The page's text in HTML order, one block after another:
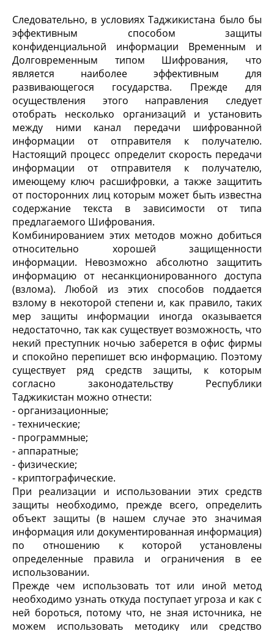
Следовательно, в условиях Таджикистана было бы
эффективным способом защиты
конфиденциальной информации Временным и
Долговременным типом Шифрования, что
является наиболее эффективным для
развивающегося государства. Прежде для
осуществления этого направления следует
отобрать несколько организаций и установить
между ними канал передачи шифрованной
информации от отправителя к получателю.
Настоящий процесс определит скорость передачи
информации от отправителя к получателю,
имеющему ключ расшифровки, а также защитить
от посторонних лиц которым может быть известна
содержание текста в зависимости от типа
предлагаемого Шифрования.
Комбинированием этих методов можно добиться
относительно хорошей защищенности
информации. Невозможно абсолютно защитить
информацию от несанкционированного доступа
(взлома). Любой из этих способов поддается
взлому в некоторой степени и, как правило, таких
мер защиты информации иногда оказывается
недостаточно, так как существует возможность, что
некий преступник ночью заберется в офис фирмы
и спокойно перепишет всю информацию. Поэтому
существует ряд средств защиты, к которым
согласно законодательству Республики
Таджикистан можно отнести:
- организационные;
- технические;
- программные;
- аппаратные;
- физические;
- криптографические.
При реализации и использовании этих средств
защиты необходимо, прежде всего, определить
объект защиты (в нашем случае это значимая
информация или документированная информация)
по отношению к которой установлены
определенные правила и ограничения в ее
использовании.
Прежде чем использовать тот или иной метод
необходимо узнать откуда поступает угроза и как с
ней бороться, потому что, не зная источника, не
можем использовать методику или средство